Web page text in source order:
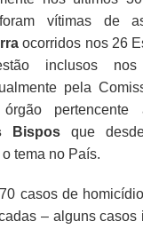
vítimas de
ocorridos nos 26
inclusos nos
pela
Bisposque
tema no País.
casos de
– alguns casos